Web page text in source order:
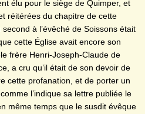
élu pour le siège de Quimper, et
réitérées du chapitre de cette
à l’évêché de Soissons était
cette Église avait encore son
frère Henri-Joseph-Claude de
a cru qu’il était de son devoir de
cette profanation, et de porter un
l’indique sa lettre publiée le
même temps que le susdit évêque